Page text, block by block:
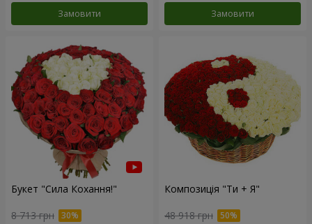
Замовити Замовити
Букет "Сила Кохання!"
8 713 грн
Композиція "Ти + Я"
48 918 грн